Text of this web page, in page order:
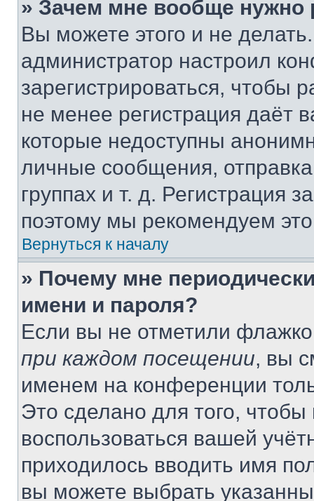
» Зачем мне вообще нужно
Вы можете этого и не
администратор настроил
зарегистрироваться, чтобы
не менее регистрация даёт
которые недоступны
личные сообщения,
группах и т. д. Регистрация
поэтому мы рекомендуем
Вернуться к началу
» Почему мне
имени и пароля?
Если вы не отметили
при каждом посещении, вы
именем на конференции
Это сделано для того, чтобы
воспользоваться вашей
приходилось вводить имя
вы можете выбрать